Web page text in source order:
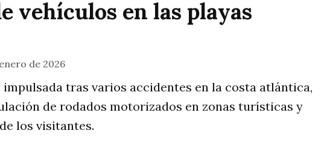
vehículos en las playas
de 2026
tras varios accidentes en la costa atlántica,
de rodados motorizados en zonas turísticas y
los visitantes.